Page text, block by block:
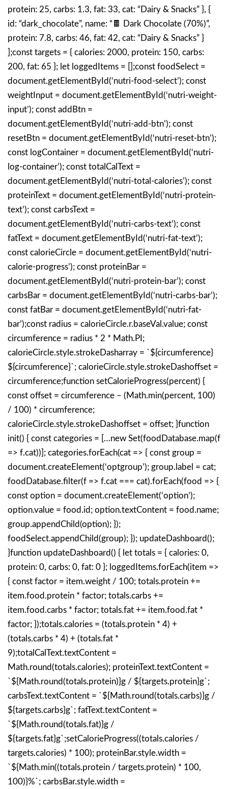
protein: 25, carbs: 1.3, fat: 33, cat: “Dairy & Snacks” }, {
id: “dark_chocolate”, name: “🍫 Dark Chocolate (70%)”,
protein: 7.8, carbs: 46, fat: 42, cat: “Dairy & Snacks” }
];const targets = { calories: 2000, protein: 150, carbs:
200, fat: 65 }; let loggedItems = [];const foodSelect =
document.getElementById(‘nutri-food-select’); const
weightInput = document.getElementById(‘nutri-weight-
input’); const addBtn =
document.getElementById(‘nutri-add-btn’); const
resetBtn = document.getElementById(‘nutri-reset-btn’);
const logContainer = document.getElementById(‘nutri-
log-container’); const totalCalText =
document.getElementById(‘nutri-total-calories’); const
proteinText = document.getElementById(‘nutri-protein-
text’); const carbsText =
document.getElementById(‘nutri-carbs-text’); const
fatText = document.getElementById(‘nutri-fat-text’);
const calorieCircle = document.getElementById(‘nutri-
calorie-progress’); const proteinBar =
document.getElementById(‘nutri-protein-bar’); const
carbsBar = document.getElementById(‘nutri-carbs-bar’);
const fatBar = document.getElementById(‘nutri-fat-
bar’);const radius = calorieCircle.r.baseVal.value; const
circumference = radius * 2 * Math.PI;
calorieCircle.style.strokeDasharray = `${circumference}
${circumference}`; calorieCircle.style.strokeDashoffset =
circumference;function setCalorieProgress(percent) {
const offset = circumference – (Math.min(percent, 100)
/ 100) * circumference;
calorieCircle.style.strokeDashoffset = offset; }function
init() { const categories = […new Set(foodDatabase.map(f
=> f.cat))]; categories.forEach(cat => { const group =
document.createElement(‘optgroup’); group.label = cat;
foodDatabase.filter(f => f.cat === cat).forEach(food => {
const option = document.createElement(‘option’);
option.value = food.id; option.textContent = food.name;
group.appendChild(option); });
foodSelect.appendChild(group); }); updateDashboard();
}function updateDashboard() { let totals = { calories: 0,
protein: 0, carbs: 0, fat: 0 }; loggedItems.forEach(item =>
{ const factor = item.weight / 100; totals.protein +=
item.food.protein * factor; totals.carbs +=
item.food.carbs * factor; totals.fat += item.food.fat *
factor; });totals.calories = (totals.protein * 4) +
(totals.carbs * 4) + (totals.fat *
9);totalCalText.textContent =
Math.round(totals.calories); proteinText.textContent =
`${Math.round(totals.protein)}g / ${targets.protein}g`;
carbsText.textContent = `${Math.round(totals.carbs)}g /
${targets.carbs}g`; fatText.textContent =
`${Math.round(totals.fat)}g /
${targets.fat}g`;setCalorieProgress((totals.calories /
targets.calories) * 100); proteinBar.style.width =
`${Math.min((totals.protein / targets.protein) * 100,
100)}%`; carbsBar.style.width =